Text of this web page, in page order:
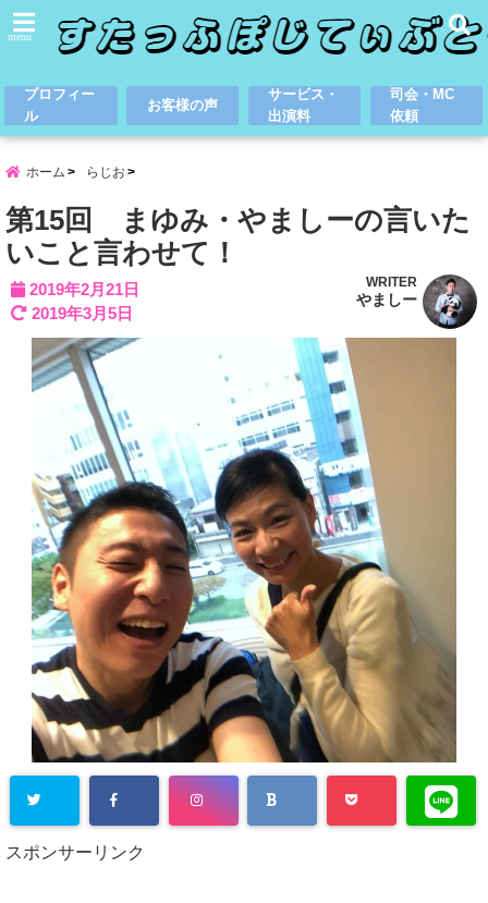
menu
プロフィー
ル
お客様の声
サービス・
出演料
司会・MC
依頼
ホーム らじお
第15回 まゆみ・やましーの言いた
いこと言わせて！
2019年2月21日
2019年3月5日
WRITER
やましー
スポンサーリンク